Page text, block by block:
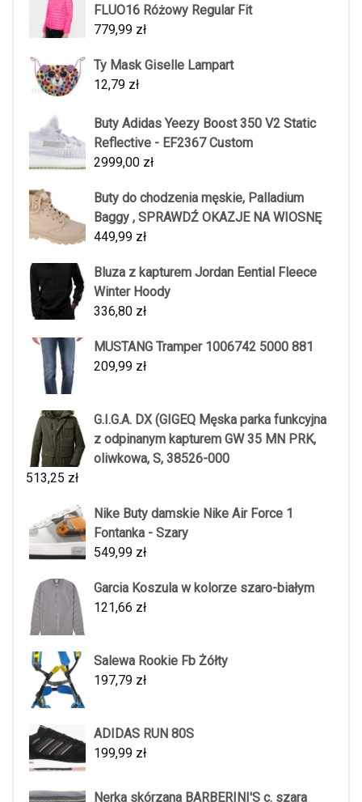
FLUO16 Różowy Regular Fit
779,99 zł
Ty Mask Giselle Lampart
12,79 zł
Buty Adidas Yeezy Boost 350 V2 Static
Reflective - EF2367 Custom
2999,00 zł
Buty do chodzenia męskie, Palladium
Baggy , SPRAWDŹ OKAZJE NA WIOSNĘ
449,99 zł
Bluza z kapturem Jordan Eential Fleece
Winter Hoody
336,80 zł
MUSTANG Tramper 1006742 5000 881
209,99 zł
G.I.G.A. DX (GIGEQ Męska parka funkcyjna
z odpinanym kapturem GW 35 MN PRK,
oliwkowa, S, 38526-000
513,25 zł
Nike Buty damskie Nike Air Force 1
Fontanka - Szary
549,99 zł
Garcia Koszula w kolorze szaro-białym
121,66 zł
Salewa Rookie Fb Żółty
197,79 zł
ADIDAS RUN 80S
199,99 zł
Nerka skórzana BARBERINI'S c. szara